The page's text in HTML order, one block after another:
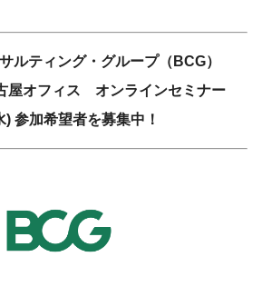
ルティング・グループ（BCG）
屋オフィス オンラインセミナー
) 参加希望者を募集中！